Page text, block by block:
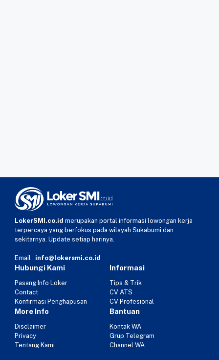
LokerSMI.co.id merupakan portal informasi lowongan kerja
terpercaya yang berfokus pada wilayah Sukabumi dan
sekitarnya. Update setiap harinya.
Email : info@lokersmi.co.id
Hubungi Kami
Pasang Info Loker
Contact
Konfirmasi Penghapusan
Informasi
Tips & Trik
CV ATS
CV Profesional
More Info
Disclaimer
Privacy
Tentang Kami
Bantuan
Kontak WA
Grup Telegram
Channel WA